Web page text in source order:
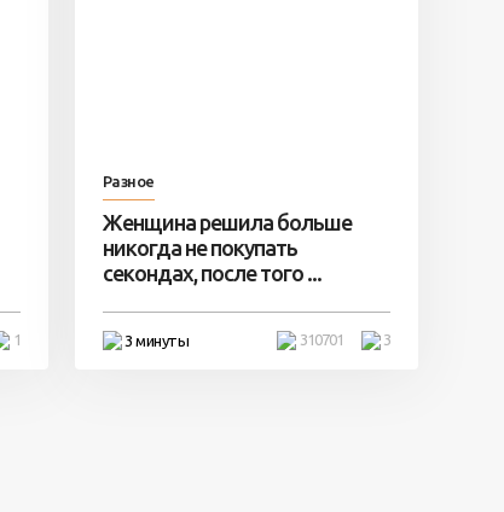
1
Разное
Женщина решила больше
никогда не покупать
секондах, после того ...
3 минуты 3
310701